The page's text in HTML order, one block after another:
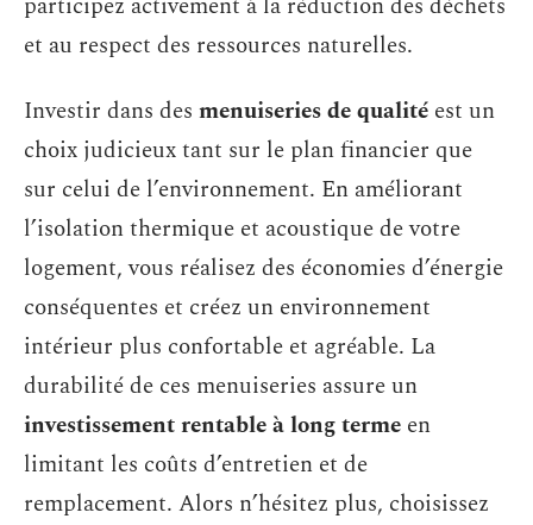
et au respect des ressources naturelles.
Investir dans des menuiseries de qualité est un
choix judicieux tant sur le plan financier que
sur celui de l’environnement. En améliorant
l’isolation thermique et acoustique de votre
logement, vous réalisez des économies d’énergie
conséquentes et créez un environnement
intérieur plus confortable et agréable. La
durabilité de ces menuiseries assure un
investissement rentable à long terme en
limitant les coûts d’entretien et de
remplacement. Alors n’hésitez plus, choisissez